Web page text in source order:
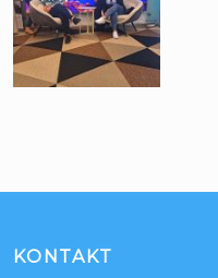
KONTAKT